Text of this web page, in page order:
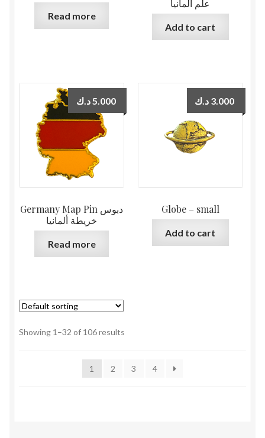
Read more
علم ألمانيا
Add to cart
Germany Map Pin دبوس
خريطة ألمانيا
5.000د.ك
Read more
Globe – small
3.000 د.ك
Add to cart
Showing 1–32 of 106 results
1 2 3 4